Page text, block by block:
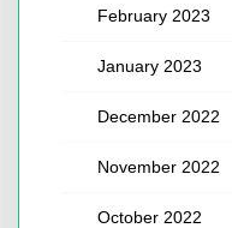
February 2023
January 2023
December 2022
November 2022
October 2022